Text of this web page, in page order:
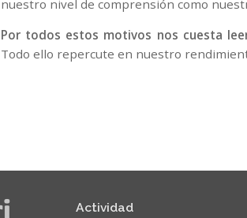
nuestro nivel de comprensión como
Por todos estos motivos nos cuesta
Todo ello repercute en nuestro
Actividad